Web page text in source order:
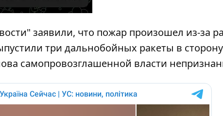
заявили, что пожар произошел из-за
три дальнобойных ракеты в
самопровозглашенной власти